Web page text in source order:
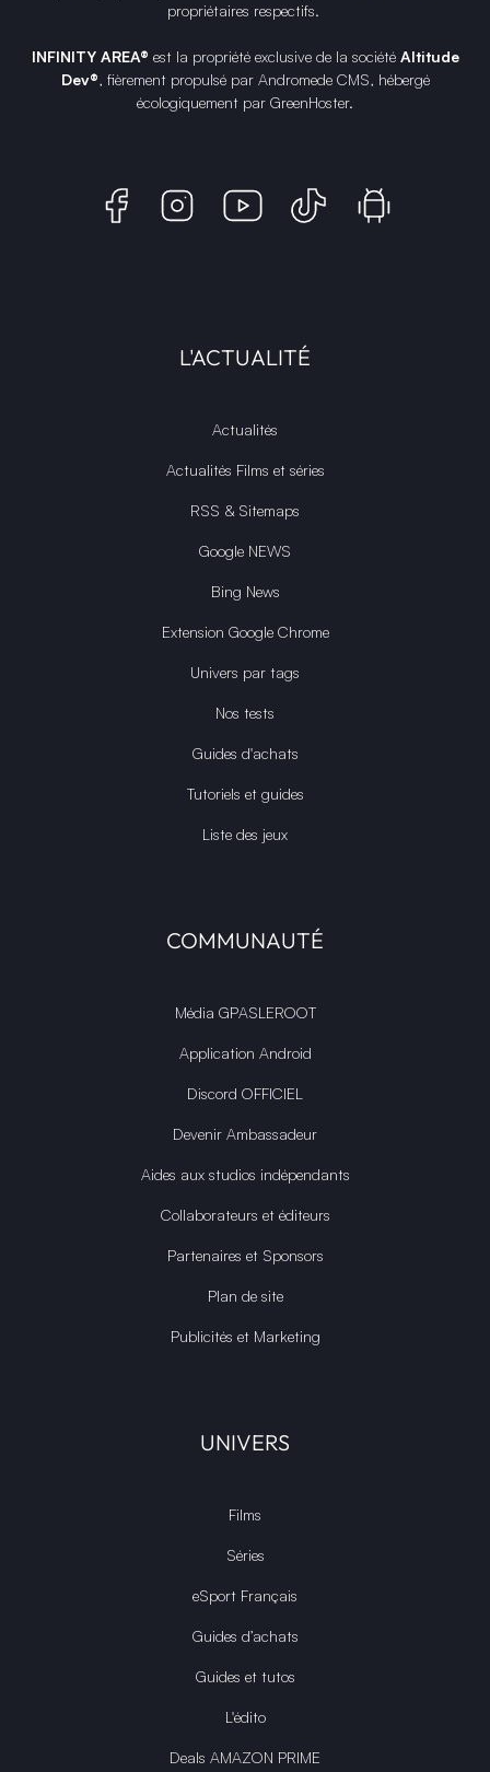
propriétaires respectifs.
INFINITY AREA® est la propriété exclusive de la société Altitude
Dev®, fièrement propulsé par Andromede CMS, hébergé
écologiquement par GreenHoster.
L'ACTUALITÉ
Actualités
Actualités Films et séries
RSS & Sitemaps
Google NEWS
Bing News
Extension Google Chrome
Univers par tags
Nos tests
Guides d'achats
Tutoriels et guides
Liste des jeux
COMMUNAUTÉ
Média GPASLEROOT
Application Android
Discord OFFICIEL
Devenir Ambassadeur
Aides aux studios indépendants
Collaborateurs et éditeurs
Partenaires et Sponsors
Plan de site
Publicités et Marketing
UNIVERS
Films
Séries
eSport Français
Guides d’achats
Guides et tutos
L'édito
Deals AMAZON PRIME